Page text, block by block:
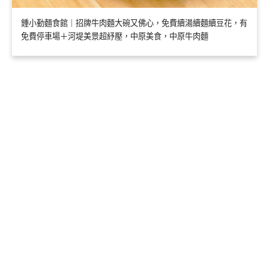
鍾小勤麵食館｜招牌牛肉麵大碗又佛心，免費續湯續麵續豆花，有
免費停車場＋河堤美景超紓壓，中原美食，中原牛肉麵